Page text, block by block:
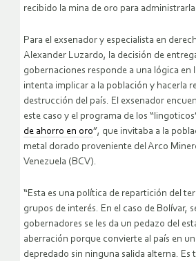
recibido la mina de oro para administrarla.
Para el exsenador y especialista en
Alexander Luzardo, la decisión de
gobernaciones responde a una lógica en
intenta implicar a la población y hacerla
destrucción del país. El exsenador
este caso y el programa de los
de ahorro en oro”, que invitaba a la
metal dorado proveniente del Arco
Venezuela (BCV).
“Esta es una política de repartición del
grupos de interés. En el caso de Bolívar,
gobernadores se les da un pedazo del
aberración porque convierte al país en
depredado sin ninguna salida alterna. Es